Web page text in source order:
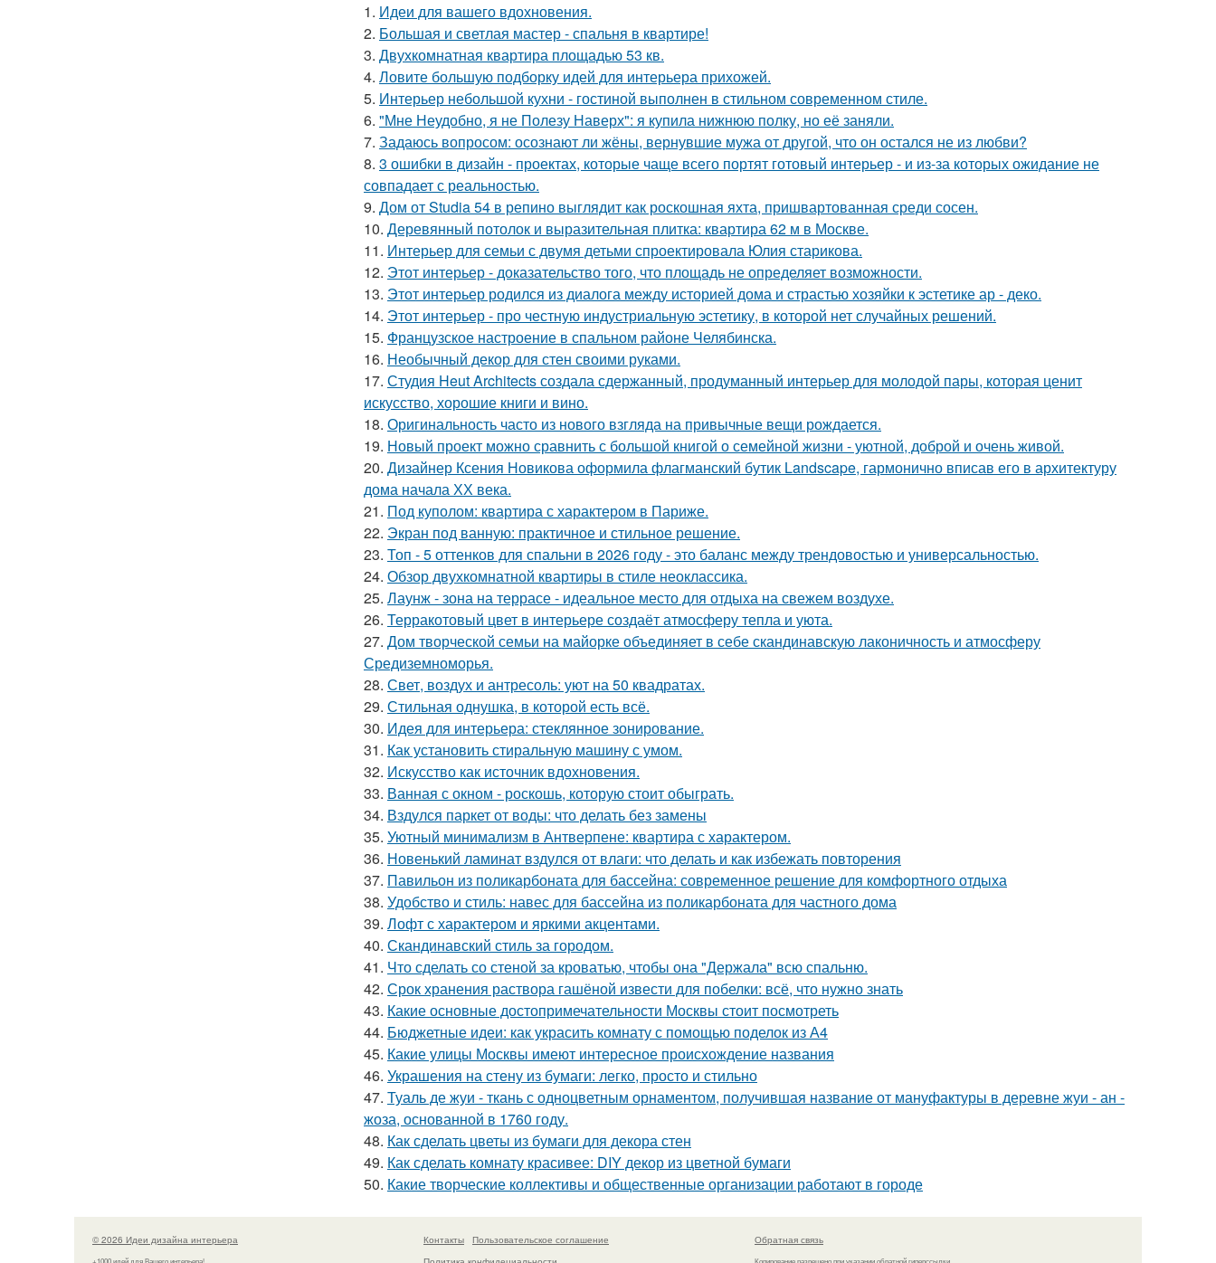
1. Идеи для вашего вдохновения.
2. Большая и светлая мастер - спальня в квартире!
3. Двухкомнатная квартира площадью 53 кв.
4. Ловите большую подборку идей для интерьера прихожей.
5. Интерьер небольшой кухни - гостиной выполнен в стильном современном стиле.
6. "Мне Неудобно, я не Полезу Наверх": я купила нижнюю полку, но её заняли.
7. Задаюсь вопросом: осознают ли жёны, вернувшие мужа от другой, что он остался не из любви?
8. 3 ошибки в дизайн - проектах, которые чаще всего портят готовый интерьер - и из-за которых ожидание не
совпадает с реальностью.
9. Дом от Studia 54 в репино выглядит как роскошная яхта, пришвартованная среди сосен.
10. Деревянный потолок и выразительная плитка: квартира 62 м в Москве.
11. Интерьер для семьи с двумя детьми спроектировала Юлия старикова.
12. Этот интерьер - доказательство того, что площадь не определяет возможности.
13. Этот интерьер родился из диалога между историей дома и страстью хозяйки к эстетике ар - деко.
14. Этот интерьер - про честную индустриальную эстетику, в которой нет случайных решений.
15. Французское настроение в спальном районе Челябинска.
16. Необычный декор для стен своими руками.
17. Студия Heut Architects создала сдержанный, продуманный интерьер для молодой пары, которая ценит
искусство, хорошие книги и вино.
18. Оригинальность часто из нового взгляда на привычные вещи рождается.
19. Новый проект можно сравнить с большой книгой о семейной жизни - уютной, доброй и очень живой.
20. Дизайнер Ксения Новикова оформила флагманский бутик Landscape, гармонично вписав его в архитектуру
дома начала ХХ века.
21. Под куполом: квартира с характером в Париже.
22. Экран под ванную: практичное и стильное решение.
23. Топ - 5 оттенков для спальни в 2026 году - это баланс между трендовостью и универсальностью.
24. Обзор двухкомнатной квартиры в стиле неоклассика.
25. Лаунж - зона на террасе - идеальное место для отдыха на свежем воздухе.
26. Терракотовый цвет в интерьере создаёт атмосферу тепла и уюта.
27. Дом творческой семьи на майорке объединяет в себе скандинавскую лаконичность и атмосферу
Средиземноморья.
28. Свет, воздух и антресоль: уют на 50 квадратах.
29. Стильная однушка, в которой есть всё.
30. Идея для интерьера: стеклянное зонирование.
31. Как установить стиральную машину с умом.
32. Искусство как источник вдохновения.
33. Ванная с окном - роскошь, которую стоит обыграть.
34. Вздулся паркет от воды: что делать без замены
35. Уютный минимализм в Антверпене: квартира с характером.
36. Новенький ламинат вздулся от влаги: что делать и как избежать повторения
37. Павильон из поликарбоната для бассейна: современное решение для комфортного отдыха
38. Удобство и стиль: навес для бассейна из поликарбоната для частного дома
39. Лофт с характером и яркими акцентами.
40. Скандинавский стиль за городом.
41. Что сделать со стеной за кроватью, чтобы она "Держала" всю спальню.
42. Срок хранения раствора гашёной извести для побелки: всё, что нужно знать
43. Какие основные достопримечательности Москвы стоит посмотреть
44. Бюджетные идеи: как украсить комнату с помощью поделок из А4
45. Какие улицы Москвы имеют интересное происхождение названия
46. Украшения на стену из бумаги: легко, просто и стильно
47. Туаль де жуи - ткань с одноцветным орнаментом, получившая название от мануфактуры в деревне жуи - ан -
жоза, основанной в 1760 году.
48. Как сделать цветы из бумаги для декора стен
49. Как сделать комнату красивее: DIY декор из цветной бумаги
50. Какие творческие коллективы и общественные организации работают в городе
© 2026 Идеи дизайна интерьера
+1000 идей для Вашего интерьера!
Контакты
Пользовательское соглашение
Обратная связь
Копирование разрешено при указании обратной гиперссылки.